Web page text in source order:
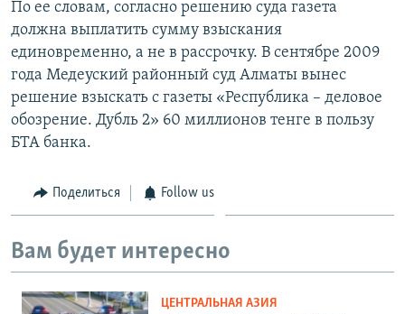
По ее словам, согласно решению суда газета
должна выплатить сумму взыскания
единовременно, а не в рассрочку. В сентябре 2009
года Медеуский районный суд Алматы вынес
решение взыскать с газеты «Республика – деловое
обозрение. Дубль 2» 60 миллионов тенге в пользу
БТА банка.
Поделиться Follow us
Вам будет интересно
ЦЕНТРАЛЬНАЯ АЗИЯ